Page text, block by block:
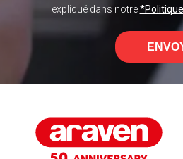
expliqué dans notre